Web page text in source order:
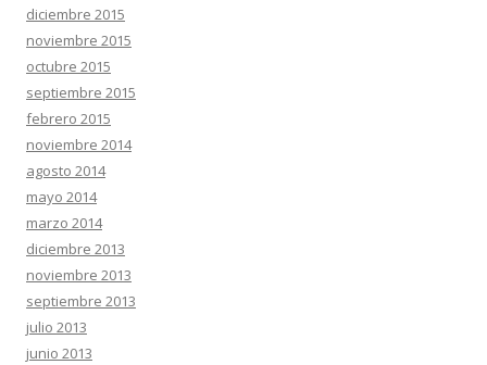
diciembre 2015
noviembre 2015
octubre 2015
septiembre 2015
febrero 2015
noviembre 2014
agosto 2014
mayo 2014
marzo 2014
diciembre 2013
noviembre 2013
septiembre 2013
julio 2013
junio 2013